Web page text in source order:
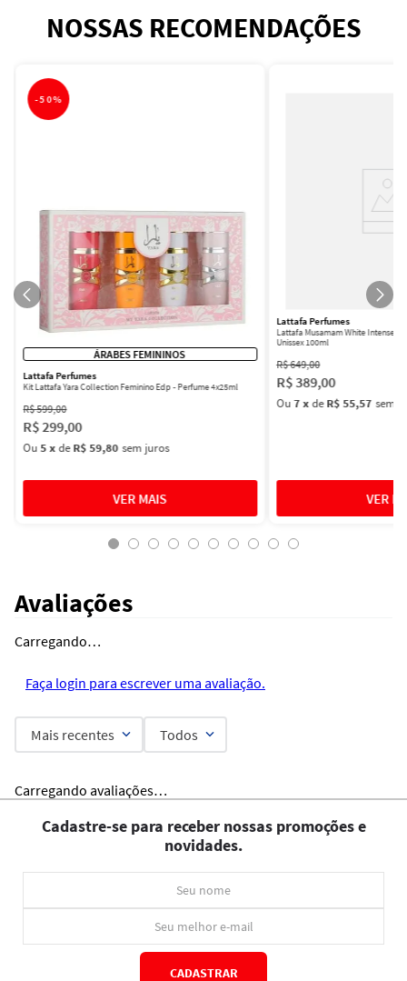
NOSSAS RECOMENDAÇÕES
-50%
ÁRABES FEMININOS
Lattafa Perfumes
Kit Lattafa Yara Collection Feminino Edp - Perfume 4x25ml
R$599,00
R$299,00
Ou5 xdeR$ 59,80 sem juros
Lattafa Perfumes
Lattafa Musamam White Intense
Unissex 100ml
R$649,00
R$389,00
Ou7xdeR$ 55,57 sem
Avaliações
Carregando…
Faça login para escrever uma avaliação.
Mais recentes Todos
Carregando avaliações…
Cadastre-se para receber nossas promoções e
novidades.
CADASTRAR